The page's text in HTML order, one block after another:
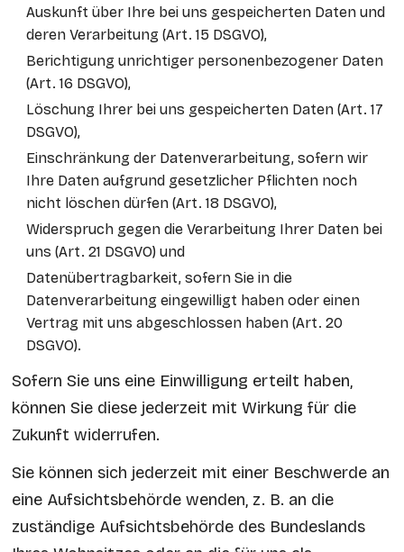
Auskunft über Ihre bei uns gespeicherten Daten und
deren Verarbeitung (Art. 15 DSGVO),
Berichtigung unrichtiger personenbezogener Daten
(Art. 16 DSGVO),
Löschung Ihrer bei uns gespeicherten Daten (Art. 17
DSGVO),
Einschränkung der Datenverarbeitung, sofern wir
Ihre Daten aufgrund gesetzlicher Pflichten noch
nicht löschen dürfen (Art. 18 DSGVO),
Widerspruch gegen die Verarbeitung Ihrer Daten bei
uns (Art. 21 DSGVO) und
Datenübertragbarkeit, sofern Sie in die
Datenverarbeitung eingewilligt haben oder einen
Vertrag mit uns abgeschlossen haben (Art. 20
DSGVO).
Sofern Sie uns eine Einwilligung erteilt haben,
können Sie diese jederzeit mit Wirkung für die
Zukunft widerrufen.
Sie können sich jederzeit mit einer Beschwerde an
eine Aufsichtsbehörde wenden, z. B. an die
zuständige Aufsichtsbehörde des Bundeslands